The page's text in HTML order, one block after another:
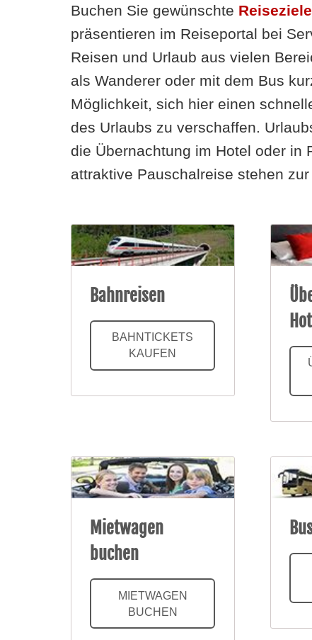
Buchen Sie gewünschte Reiseziele
präsentieren im Reiseportal bei
Reisen und Urlaub aus vielen
als Wanderer oder mit dem Bus
Möglichkeit, sich hier einen
des Urlaubs zu verschaffen.
die Übernachtung im Hotel oder in
attraktive Pauschalreise stehen
Bahnreisen
BAHNTICKETS
KAUFEN
Mietwagen
buchen
MIETWAGEN
BUCHEN